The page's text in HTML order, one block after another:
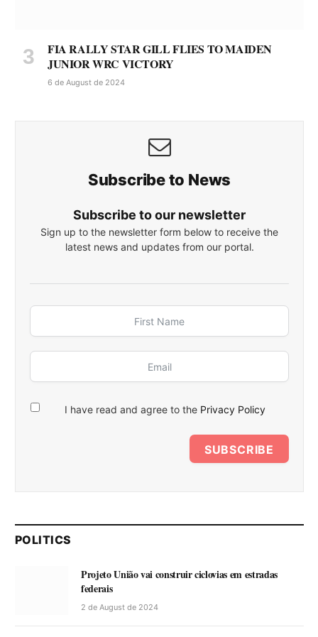
FIA RALLY STAR GILL FLIES TO MAIDEN
JUNIOR WRC VICTORY
6 de August de 2024
Subscribe to News
Subscribe to our newsletter
Sign up to the newsletter form below to receive the
latest news and updates from our portal.
I have read and agree to the Privacy Policy
SUBSCRIBE
POLITICS
Projeto União vai construir ciclovias em estradas
federais
2 de August de 2024